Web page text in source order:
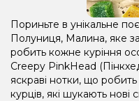
Пориньте в унікальне
Полуниця, Малина, яке
робить кожне куріння
Creepy PinkHead
яскраві нотки, що
курців, які шукають нові